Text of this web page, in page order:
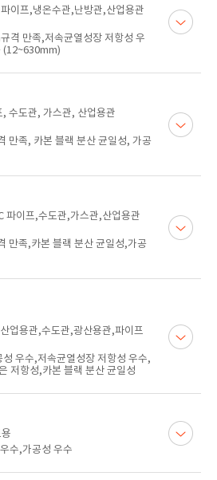
이프,냉온수관,난방관,산업용관
격 만족,저속균열성장 저항성 우
(12~630mm)
, 수도관, 가스관, 산업용관
만족, 카본 블랙 분산 균일성, 가공
파이프,수도관,가스관,산업용관
만족,카본 블랙 분산 균일성,가공
업용관,수도관,광산용관,파이프
우수,저속균열성장 저항성 우수,
저항성,카본 블랙 분산 균일성
수,가공성 우수